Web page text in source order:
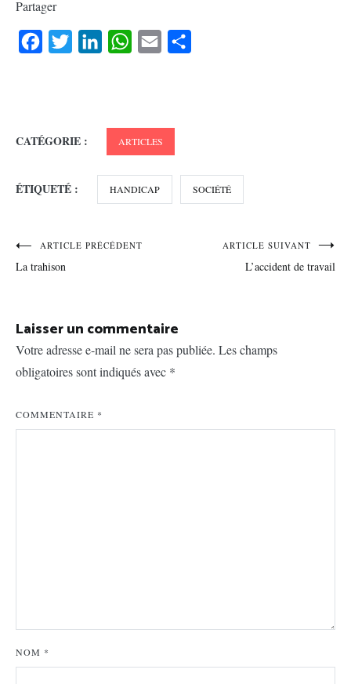
Partager
FacebookTwitter LinkedInWhatsApp
Email
CATÉGORIE : ARTICLES
ÉTIQUETÉ : HANDICAP SOCIÉTÉ
Navigation
de
ARTICLE PRÉCÉDENT
La trahison
ARTICLE SUIVANT
L’accident de travail
Laisser un commentaire
Votre adresse e-mail ne sera pas publiée. Les champs
obligatoires sont indiqués avec *
COMMENTAIRE *
NOM *